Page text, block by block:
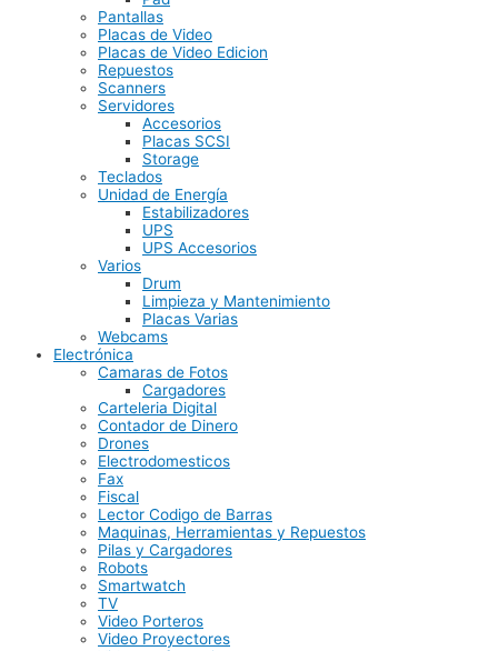
Pantallas
Placas de Video
Placas de Video Edicion
Repuestos
Scanners
Servidores
Accesorios
Placas SCSI
Storage
Teclados
Unidad de Energía
Estabilizadores
UPS
UPS Accesorios
Varios
Drum
Limpieza y Mantenimiento
Placas Varias
Webcams
Electrónica
Camaras de Fotos
Cargadores
Carteleria Digital
Contador de Dinero
Drones
Electrodomesticos
Fax
Fiscal
Lector Codigo de Barras
Maquinas, Herramientas y Repuestos
Pilas y Cargadores
Robots
Smartwatch
TV
Video Porteros
Video Proyectores